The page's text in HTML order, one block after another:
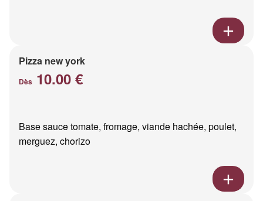
Pizza new york
Dès 10.00 €
Base sauce tomate, fromage, viande hachée, poulet,
merguez, chorizo